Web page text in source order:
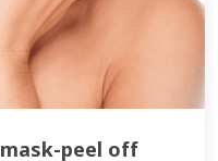
peel off